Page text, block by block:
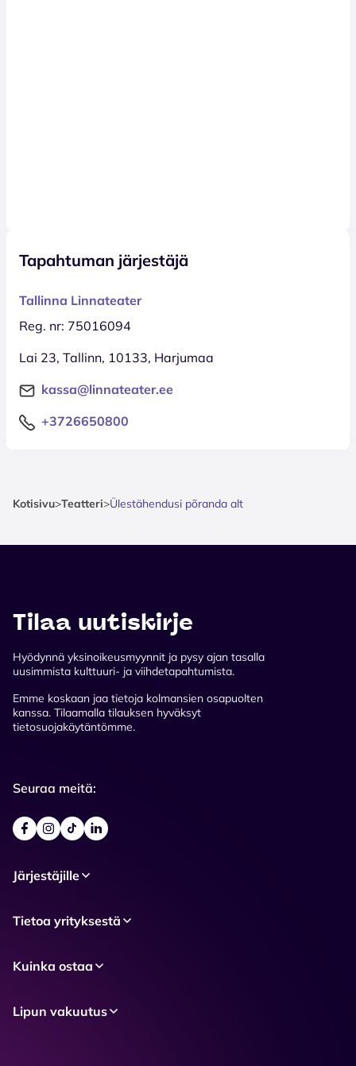
Tapahtuman järjestäjä
Tallinna Linnateater
Reg. nr: 75016094
Lai 23, Tallinn, 10133, Harjumaa
kassa@linnateater.ee
+3726650800
Kotisivu>Teatteri>Ülestähendusi põranda alt
Tilaa uutiskirje
Hyödynnä yksinoikeusmyynnit ja pysy ajan tasalla
uusimmista kulttuuri- ja viihdetapahtumista.
Emme koskaan jaa tietoja kolmansien osapuolten
kanssa. Tilaamalla tilauksen hyväksyt
tietosuojakäytäntömme.
Seuraa meitä:
Järjestäjille
Tietoa yrityksestä
Kuinka ostaa
Lipun vakuutus